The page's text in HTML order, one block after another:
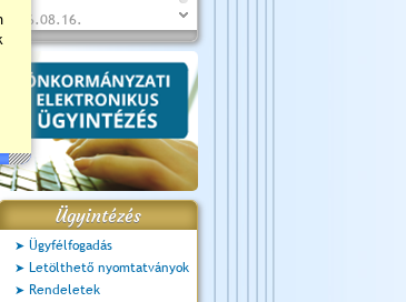
2026.08.16.
Újvárosi Közlekedési és
Sportnap
2026.08.19.
Ceglédi fotóklub kiállítás
2026.08.20.
Szent István Ünnepe
Ügyintézés
Ügyfélfogadás
Letölthető nyomtatványok
Rendeletek